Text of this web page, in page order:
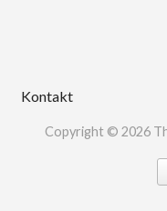
Kontakt
Copyright © 2026